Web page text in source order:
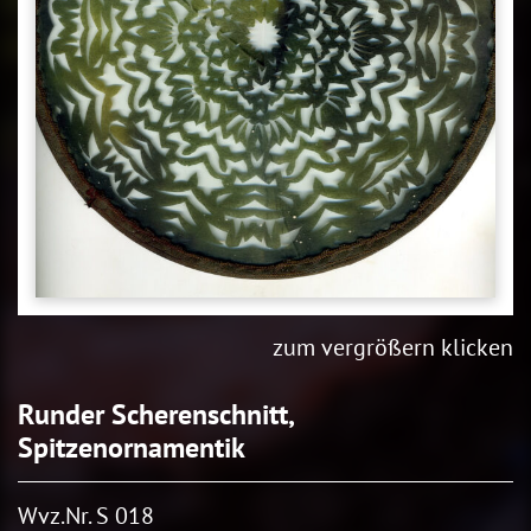
zum vergrößern klicken
Runder Scherenschnitt,
Spitzenornamentik
Wvz.Nr. S 018